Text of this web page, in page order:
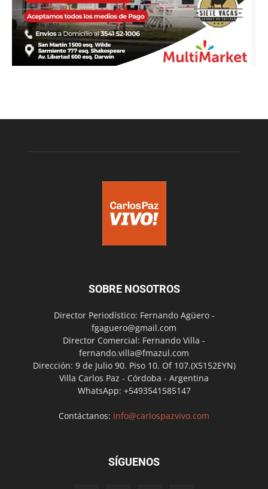
SOBRE NOSOTROS
Director Periodístico: Fernando Agüero -
fgaguero@gmail.com
Director Comercial: Fernando Villa -
fernando.villa@fmazul.com
Dirección: 9 de Julio 90. Piso 10. Of 107.(X5152EYN)
Villa Carlos Paz - Córdoba - Argentina
WhatsApp: +5493541585147
Contáctanos: info@carlospazvivo.com
SÍGUENOS